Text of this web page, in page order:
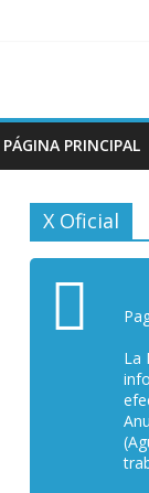
PÁGINA PRINCIPAL
X Oficial
La